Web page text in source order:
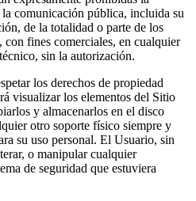
comunicación pública, incluida su
de la totalidad o parte de los
con fines comerciales, en cualquier
sin la autorización.
los derechos de propiedad
visualizar los elementos del Sitio
y almacenarlos en el disco
otro soporte físico siempre y
su uso personal. El Usuario, sin
o manipular cualquier
de seguridad que estuviera